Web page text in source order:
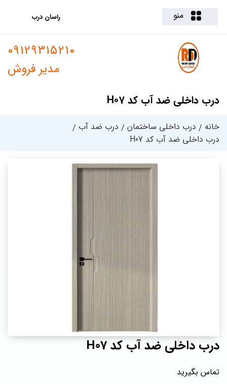
منو راسان درب
درب داخلی ضد آب کد H07
09129315210
مدیر فروش
خانه درب داخلی ساختمان
درب ضد آب
درب داخلی ضد آب کد H07
درب داخلی ضد آب کد H07
تماس بگیرید